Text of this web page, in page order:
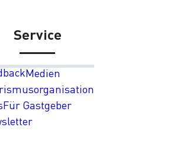
Service
Medien
Für Gastgeber